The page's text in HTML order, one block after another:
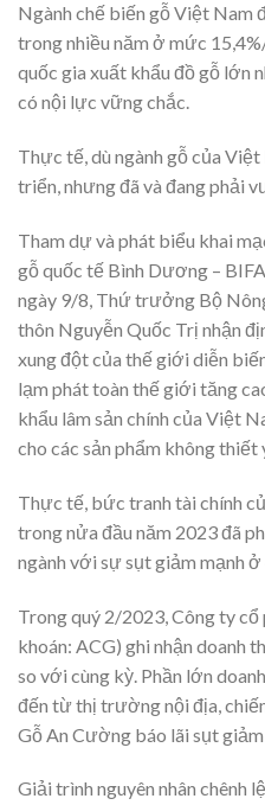
Ngành chế biến gỗ Việt
trong nhiều năm ở mức
quốc gia xuất khẩu đồ gỗ lớn
có nội lực vững chắc.
Thực tế, dù ngành gỗ của
triển, nhưng đã và đang phải
Tham dự và phát biểu khai
gỗ quốc tế Bình Dương –
ngày 9/8, Thứ trưởng Bộ
thôn Nguyễn Quốc Trị nhận
xung đột của thế giới diễn
lạm phát toàn thế giới tăng
khẩu lâm sản chính của Việt
cho các sản phẩm không thiết
Thực tế, bức tranh tài chính
trong nửa đầu năm 2023 đã
ngành với sự sụt giảm mạnh ở
Trong quý 2/2023, Công ty
khoán: ACG) ghi nhận doanh
so với cùng kỳ. Phần lớn
đến từ thị trường nội địa,
Gỗ An Cường báo lãi sụt
Giải trình nguyên nhân chênh